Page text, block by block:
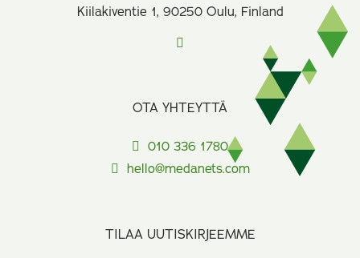
Kiilakiventie 1, 90250 Oulu, Finland
OTA YHTEYTTÄ
010 336 1780
hello@medanets.com
TILAA UUTISKIRJEEMME